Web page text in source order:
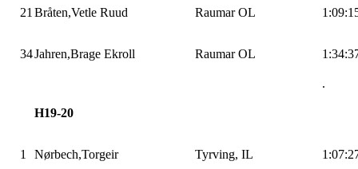
21 Bråten,Vetle Ruud Raumar OL
34Jahren,Brage Ekroll Raumar OL
.
H19-20
1 Nørbech,Torgeir Tyrving, IL